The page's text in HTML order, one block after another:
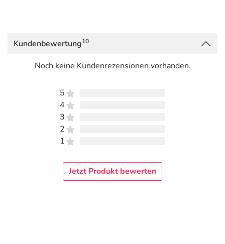
Kundenbewertung10
Noch keine Kundenrezensionen vorhanden.
5
4
3
2
1
Jetzt Produkt bewerten